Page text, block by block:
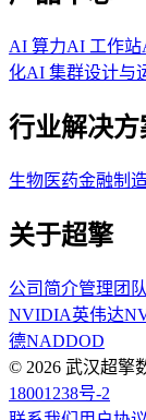
AI 算力AI 工作站
化AI 集群设计与
行业解决方
生物医药金融制
关于超擎
公司简介管理团队
NVIDIA英伟达
德NADDOD
© 2026 武汉超擎
18001238号-2